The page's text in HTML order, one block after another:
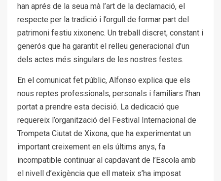
han aprés de la seua mà l’art de la declamació, el
respecte per la tradició i l’orgull de formar part del
patrimoni festiu xixonenc. Un treball discret, constant i
generós que ha garantit el relleu generacional d’un
dels actes més singulars de les nostres festes.
En el comunicat fet públic, Alfonso explica que els
nous reptes professionals, personals i familiars l’han
portat a prendre esta decisió. La dedicació que
requereix l’organització del Festival Internacional de
Trompeta Ciutat de Xixona, que ha experimentat un
important creixement en els últims anys, fa
incompatible continuar al capdavant de l’Escola amb
el nivell d’exigència que ell mateix s’ha imposat